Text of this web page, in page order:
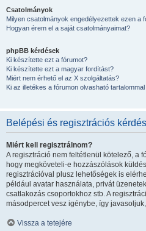
Csatolmányok
Milyen csatolmányok engedélyezettek ezen a
Hogyan érem el a saját csatolmányaimat?
phpBB kérdések
Ki készítette ezt a fórumot?
Ki készítette ezt a magyar fordítást?
Miért nem érhető el az X szolgáltatás?
Ki az illetékes a fórumon olvasható
Belépési és regisztrációs
Miért kell regisztrálnom?
A regisztráció nem feltétlenül kötelező, a
hogy megköveteli-e hozzászólások
regisztrációval plusz lehetőségek is
például avatar használata, privát
csatlakozás csoportokhoz stb. A
másodpercet vesz igénybe, így
Vissza a tetejére